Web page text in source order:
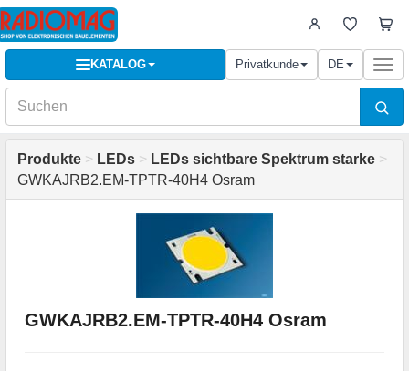
KATALOG Privatkunde DE
Produkte > LEDs > LEDs sichtbare Spektrum starke >
GWKAJRB2.EM-TPTR-40H4 Osram
GWKAJRB2.EM-TPTR-40H4 Osram